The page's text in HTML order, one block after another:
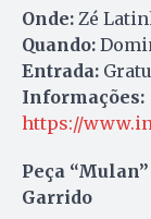
Onde: Zé
Quando:
Entrada:
Informações:
https://
Peça
Garrido